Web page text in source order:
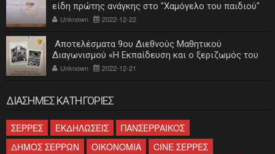
είδη πρώτης ανάγκης στο "Χαμόγελο του παιδιού"
Unknown 2022-12-22
Αποτελέσματα 9ου Διεθνούς Μαθητικού
Διαγωνισμού «Η Εκπαίδευση και ο ξεριζωμός του
ελληνισμού»
Unknown 2022-12-21
ΔΙΑΣΗΜΕΣ ΚΑΤΗΓΟΡΙΕΣ
ΣΕΡΡΕΣ ΕΚΔΗΛΩΣΕΙΣ
ΠΑΝΣΕΡΡΑΙΚΟΣ
ΔΗΜΟΣ ΣΕΡΡΩΝ
ΟΙΚΟΝΟΜΙΑ
CINE ΣΕΡΡΕΣ